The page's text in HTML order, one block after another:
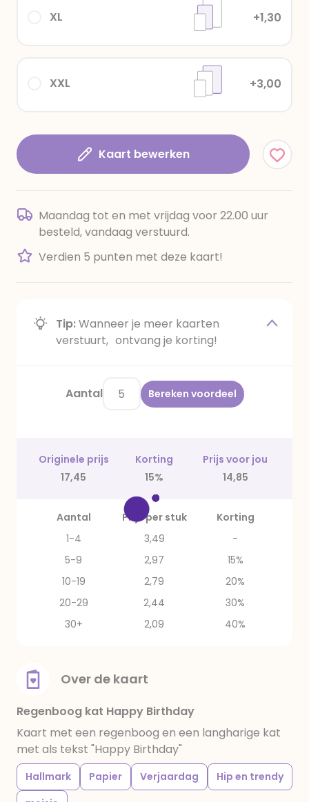
XXL +3,00
XL +1,30
Kaart bewerken
Maandag tot en met vrijdag voor 22.00 uur
besteld, vandaag verstuurd.
Verdien 5 punten met deze kaart!
Tip:Wanneer je meer kaarten
verstuurt, ontvang je korting!
Aantal Bereken voordeel
Originele prijs Korting
Prijs voor jou
17,45
15% 14,85
Aantal Prijs per stuk
Korting
1-4
3,49
-
5-9
2,97
15%
10-19
2,79
20%
20-29
2,44
30%
30+
2,09 40%
Over de kaart
Regenboog kat Happy Birthday
Kaart met een regenboog en een langharige kat
met als tekst "Happy Birthday"
Hallmark Papier Verjaardag
Hip en trendy